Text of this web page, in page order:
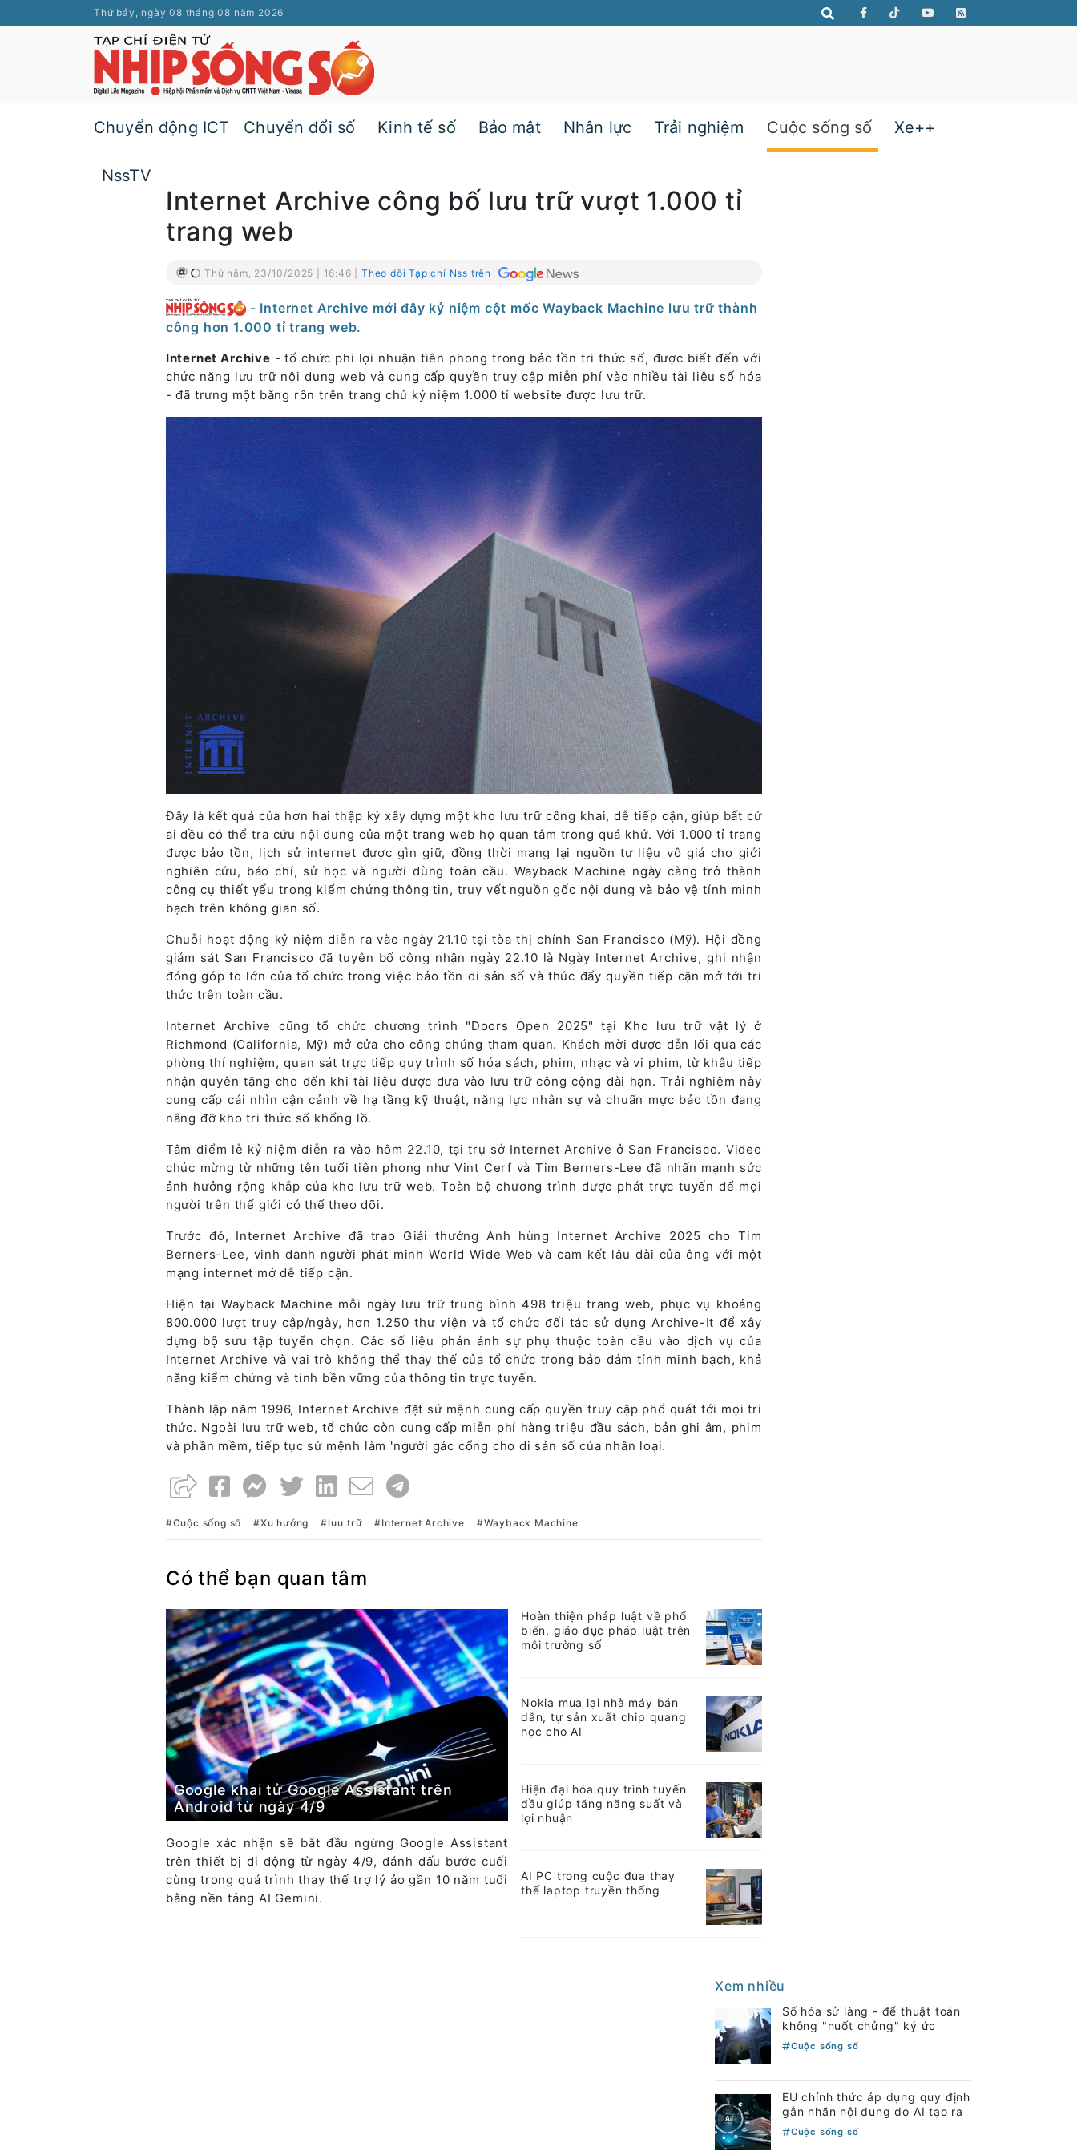
Thứ bảy, ngày 08 tháng 08 năm 2026
Chuyển động ICT Chuyển đổi số Kinh tế số Bảo mật Nhân lực Trải nghiệm Cuộc sống số Xe++
NssTV
Internet Archive công bố lưu trữ vượt 1.000 tỉ
trang web
Thứ năm, 23/10/2025 | 16:46 | Theo dõi Tạp chí Nss trên
- Internet Archive mới đây kỷ niệm cột mốc Wayback Machine lưu trữ thành
công hơn 1.000 tỉ trang web.
Internet Archive - tổ chức phi lợi nhuận tiên phong trong bảo tồn tri thức số, được biết đến với
chức năng lưu trữ nội dung web và cung cấp quyền truy cập miễn phí vào nhiều tài liệu số hóa
- đã trưng một băng rôn trên trang chủ kỷ niệm 1.000 tỉ website được lưu trữ.
Đây là kết quả của hơn hai thập kỷ xây dựng một kho lưu trữ công khai, dễ tiếp cận, giúp bất cứ
ai đều có thể tra cứu nội dung của một trang web họ quan tâm trong quá khứ. Với 1.000 tỉ trang
được bảo tồn, lịch sử internet được gìn giữ, đồng thời mang lại nguồn tư liệu vô giá cho giới
nghiên cứu, báo chí, sử học và người dùng toàn cầu. Wayback Machine ngày càng trở thành
công cụ thiết yếu trong kiểm chứng thông tin, truy vết nguồn gốc nội dung và bảo vệ tính minh
bạch trên không gian số.
Chuỗi hoạt động kỷ niệm diễn ra vào ngày 21.10 tại tòa thị chính San Francisco (Mỹ). Hội đồng
giám sát San Francisco đã tuyên bố công nhận ngày 22.10 là Ngày Internet Archive, ghi nhận
đóng góp to lớn của tổ chức trong việc bảo tồn di sản số và thúc đẩy quyền tiếp cận mở tới tri
thức trên toàn cầu.
Internet Archive cũng tổ chức chương trình "Doors Open 2025" tại Kho lưu trữ vật lý ở
Richmond (California, Mỹ) mở cửa cho công chúng tham quan. Khách mời được dẫn lối qua các
phòng thí nghiệm, quan sát trực tiếp quy trình số hóa sách, phim, nhạc và vi phim, từ khâu tiếp
nhận quyên tặng cho đến khi tài liệu được đưa vào lưu trữ công cộng dài hạn. Trải nghiệm này
cung cấp cái nhìn cận cảnh về hạ tầng kỹ thuật, năng lực nhân sự và chuẩn mực bảo tồn đang
nâng đỡ kho tri thức số khổng lồ.
Tâm điểm lễ kỷ niệm diễn ra vào hôm 22.10, tại trụ sở Internet Archive ở San Francisco. Video
chúc mừng từ những tên tuổi tiên phong như Vint Cerf và Tim Berners-Lee đã nhấn mạnh sức
ảnh hưởng rộng khắp của kho lưu trữ web. Toàn bộ chương trình được phát trực tuyến để mọi
người trên thế giới có thể theo dõi.
Trước đó, Internet Archive đã trao Giải thưởng Anh hùng Internet Archive 2025 cho Tim
Berners-Lee, vinh danh người phát minh World Wide Web và cam kết lâu dài của ông với một
mạng internet mở dễ tiếp cận.
Hiện tại Wayback Machine mỗi ngày lưu trữ trung bình 498 triệu trang web, phục vụ khoảng
800.000 lượt truy cập/ngày, hơn 1.250 thư viện và tổ chức đối tác sử dụng Archive-It để xây
dựng bộ sưu tập tuyển chọn. Các số liệu phản ánh sự phụ thuộc toàn cầu vào dịch vụ của
Internet Archive và vai trò không thể thay thế của tổ chức trong bảo đảm tính minh bạch, khả
năng kiểm chứng và tính bền vững của thông tin trực tuyến.
Thành lập năm 1996, Internet Archive đặt sứ mệnh cung cấp quyền truy cập phổ quát tới mọi tri
thức. Ngoài lưu trữ web, tổ chức còn cung cấp miễn phí hàng triệu đầu sách, bản ghi âm, phim
và phần mềm, tiếp tục sứ mệnh làm 'người gác cổng cho di sản số của nhân loại.
Cuộc sống số Xu hướng lưu trữ Internet Archive Wayback Machine
Có thể bạn quan tâm
Google khai tử Google Assistant trên
Android từ ngày 4/9
Google xác nhận sẽ bắt đầu ngừng Google Assistant
trên thiết bị di động từ ngày 4/9, đánh dấu bước cuối
cùng trong quá trình thay thế trợ lý ảo gần 10 năm tuổi
bằng nền tảng AI Gemini.
Hoàn thiện pháp luật về phổ
biến, giáo dục pháp luật trên
môi trường số
Nokia mua lại nhà máy bán
dẫn, tự sản xuất chip quang
học cho AI
Hiện đại hóa quy trình tuyến
đầu giúp tăng năng suất và
lợi nhuận
AI PC trong cuộc đua thay
thế laptop truyền thống
Xem nhiều
Số hóa sử làng - để thuật toán
không "nuốt chửng" ký ức
Cuộc sống số
EU chính thức áp dụng quy định
gắn nhãn nội dung do AI tạo ra
Cuộc sống số